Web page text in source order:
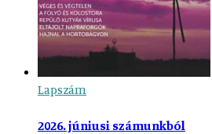
Lapszám
2026. júniusi számunkból